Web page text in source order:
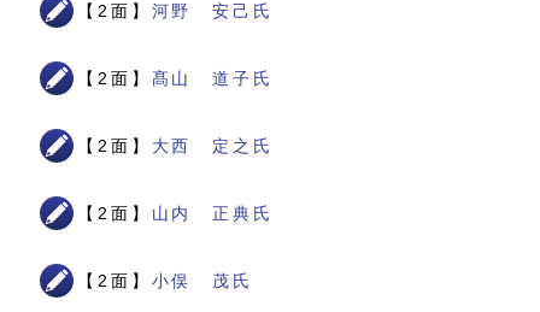
【2面】 河野 安己氏
【2面】 髙山 道子氏
【2面】 大西 定之氏
【2面】 山内 正典氏
【2面】 小俣 茂氏